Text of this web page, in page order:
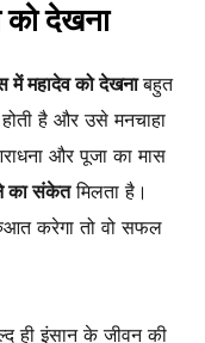
को देखना
में महादेव को देखना बहुत
है और उसे मनचाहा
और पूजा का मास
का संकेतमिलता है।
करेगा तो वो सफल
ही इंसान के जीवन की